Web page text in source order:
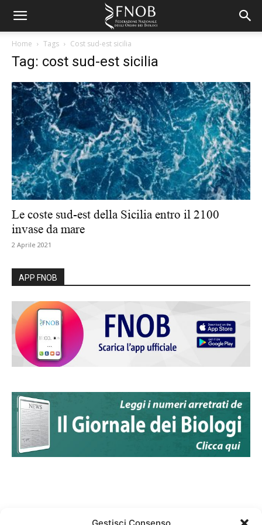
Home Tags Cost sud-est sicilia
Tag: cost sud-est sicilia
Le coste sud-est della Sicilia entro il 2100
invase da mare
2 Aprile 2021
APP FNOB